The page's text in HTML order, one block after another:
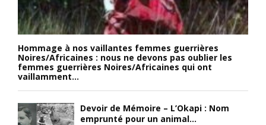
Hommage à nos vaillantes femmes guerrières
Noires/Africaines : nous ne devons pas oublier les
femmes guerrières Noires/Africaines qui ont
vaillamment...
Devoir de Mémoire – L’Okapi : Nom
emprunté pour un animal...